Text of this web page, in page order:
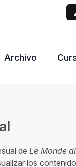
Archivo
de Le Monde
los